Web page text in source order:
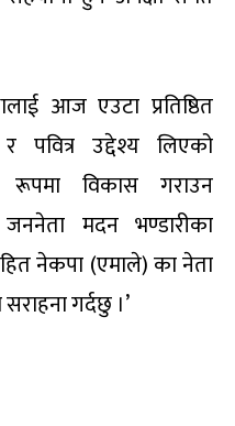
आज एउटा प्रतिष्ठित
पवित्र उद्देश्य लिएको
रूपमा विकास गराउन
मदन भण्डारीका
नेकपा (एमाले) का नेता
गर्दछु ।’